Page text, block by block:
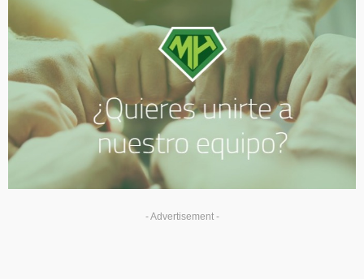
- Advertisement -